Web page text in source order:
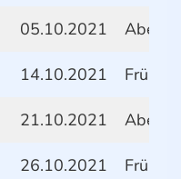
05.10.2021 Abend
14.10.2021
21.10.2021 Abend
26.10.2021